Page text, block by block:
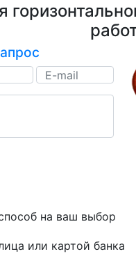
на ваш выбор
или картой банка